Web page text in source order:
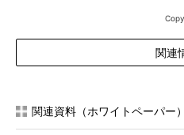
関連
関連資料（ホワイトペーパー）